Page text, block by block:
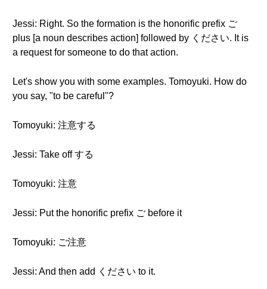
Jessi: Right. So the formation is the honorific prefix ご
plus [a noun describes action] followed by ください. It is
a request for someone to do that action.
Let's show you with some examples. Tomoyuki. How do
you say, "to be careful"?
Tomoyuki: 注意する
Jessi: Take off する
Tomoyuki: 注意
Jessi: Put the honorific prefix ご before it
Tomoyuki: ご注意
Jessi: And then add ください to it.